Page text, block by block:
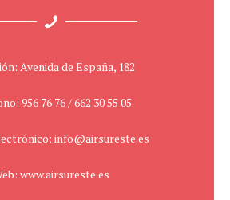
Avenida de España, 182
956 76 76 / 662 30 55 05
info@airsureste.es
www.airsureste.es